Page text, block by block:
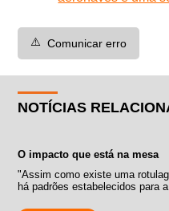
⚠️ Comunicar erro
NOTÍCIAS
O impacto que está na mesa
"Assim como existe uma
há padrões estabelecidos para